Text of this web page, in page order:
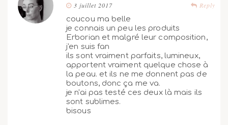
Reply
3 juillet 2017
coucou ma belle
je connais un peu les produits
Erborian et malgré leur composition,
j'en suis fan
ils sont vraiment parfaits, lumineux,
apportent vraiment quelque chose à
la peau. et ils ne me donnent pas de
boutons, donc ça me va.
je n'ai pas testé ces deux là mais ils
sont sublimes.
bisous